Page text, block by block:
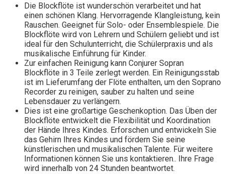
Die Blockflöte ist wunderschön verarbeitet und hat
einen schönen Klang. Hervorragende Klangleistung, kein
Rauschen. Geeignet für Solo- oder Ensemblespiele. Die
Blockflöte wird von Lehrern und Schülern geliebt und ist
ideal für den Schulunterricht, die Schülerpraxis und als
musikalische Einführung für Kinder.
Zur einfachen Reinigung kann Conjurer Sopran
Blockflöte in 3 Teile zerlegt werden. Ein Reinigungsstab
ist im Lieferumfang der Flöte enthalten, um den Soprano
Recorder zu reinigen, sauber zu halten und seine
Lebensdauer zu verlängern.
Dies ist eine großartige Geschenkoption. Das Üben der
Blockflöte entwickelt die Flexibilität und Koordination
der Hände Ihres Kindes. Erforschen und entwickeln Sie
das Gehirn Ihres Kindes und fördern Sie seine
künstlerischen und musikalischen Talente. Für weitere
Informationen können Sie uns kontaktieren.. Ihre Frage
wird innerhalb von 24 Stunden beantwortet.